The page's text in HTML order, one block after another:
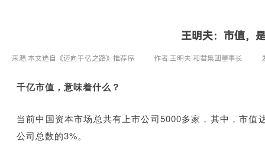
王明夫：市值，
来源:本文选自《迈向千亿之路》推荐序 作者:王明夫 和君集团董事长
千亿市值，意味着什么？
当前中国资本市场总共有上市公司5000多家，其中，市
公司总数的3%。